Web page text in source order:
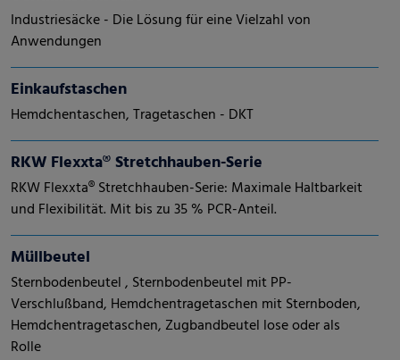
Industriesäcke - Die Lösung für eine Vielzahl von
Anwendungen
Einkaufstaschen
Hemdchentaschen, Tragetaschen - DKT
RKW Flexxta® Stretchhauben-Serie
RKW Flexxta® Stretchhauben-Serie: Maximale Haltbarkeit
und Flexibilität. Mit bis zu 35 % PCR-Anteil.
Müllbeutel
Sternbodenbeutel , Sternbodenbeutel mit PP-
Verschlußband, Hemdchentragetaschen mit Sternboden,
Hemdchentragetaschen, Zugbandbeutel lose oder als
Rolle